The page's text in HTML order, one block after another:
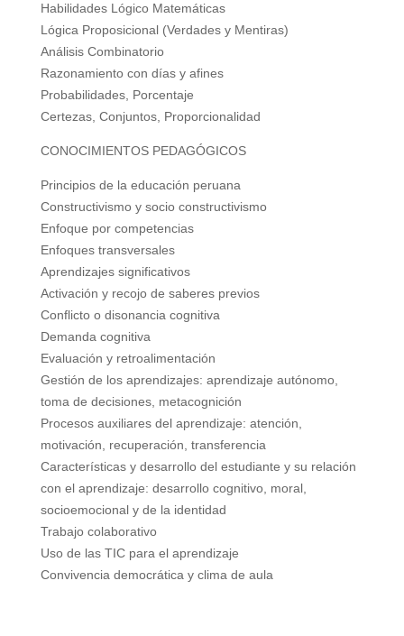
Habilidades Lógico Matemáticas
Lógica Proposicional (Verdades y Mentiras)
Análisis Combinatorio
Razonamiento con días y afines
Probabilidades, Porcentaje
Certezas, Conjuntos, Proporcionalidad
CONOCIMIENTOS PEDAGÓGICOS
Principios de la educación peruana
Constructivismo y socio constructivismo
Enfoque por competencias
Enfoques transversales
Aprendizajes significativos
Activación y recojo de saberes previos
Conflicto o disonancia cognitiva
Demanda cognitiva
Evaluación y retroalimentación
Gestión de los aprendizajes: aprendizaje autónomo,
toma de decisiones, metacognición
Procesos auxiliares del aprendizaje: atención,
motivación, recuperación, transferencia
Características y desarrollo del estudiante y su relación
con el aprendizaje: desarrollo cognitivo, moral,
socioemocional y de la identidad
Trabajo colaborativo
Uso de las TIC para el aprendizaje
Convivencia democrática y clima de aula